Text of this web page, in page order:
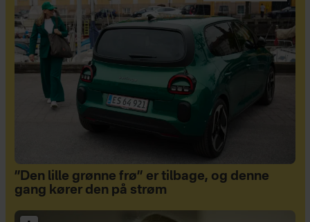
”Den lille grønne frø” er tilbage, og denne
gang kører den på strøm